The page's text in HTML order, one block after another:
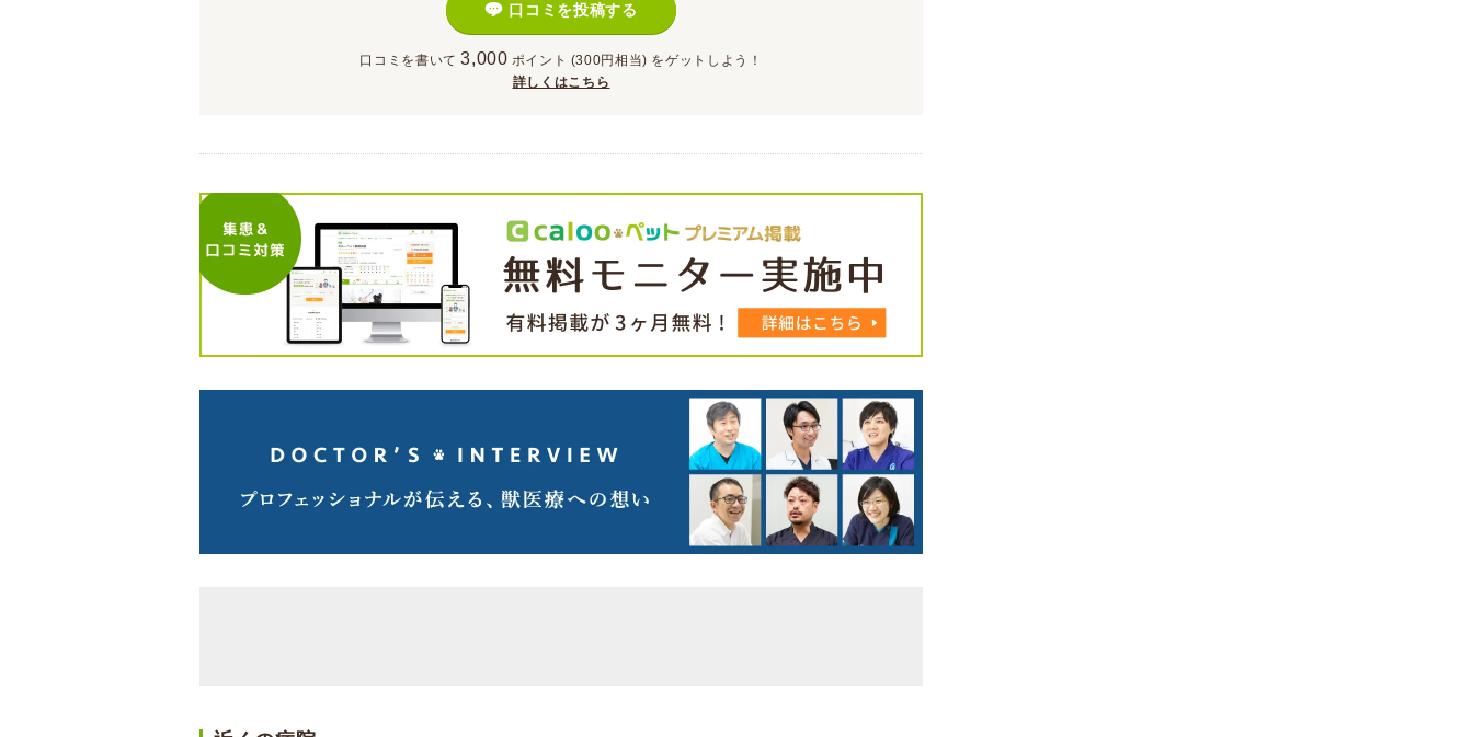
口コミを投稿する
口コミを書いて 3,000 ポイント (300円相当) をゲットしよう！
詳しくはこちら